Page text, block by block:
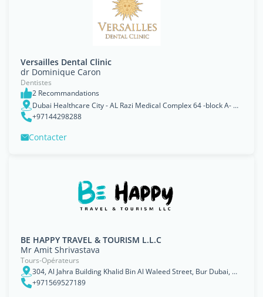
Versailles Dental Clinic
dr Dominique Caron
Dentistes
2 Recommandations
Dubai Healthcare City - AL Razi Medical Complex 64 -block A- 1st floor - clinic 1006, Dubaï
+97144298288
Contacter
BE HAPPY TRAVEL & TOURISM L.L.C
Mr Amit Shrivastava
Tours-Opérateurs
304, Al Jahra Building Khalid Bin Al Waleed Street, Bur Dubai, Dubaï
+971569527189